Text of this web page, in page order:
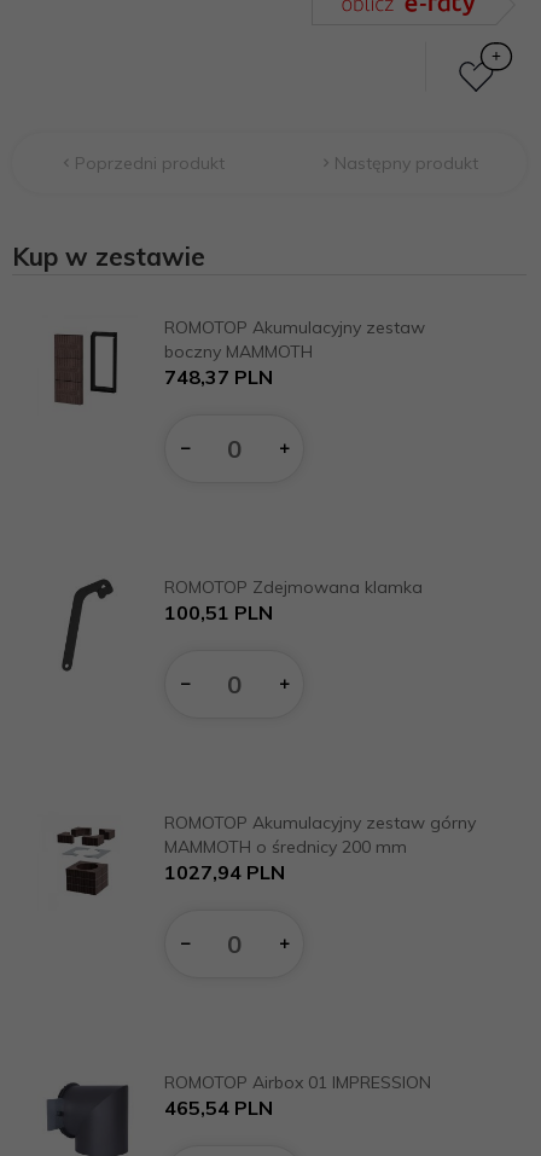
Poprzedni produkt Następny produkt
Kup w zestawie
ROMOTOP Akumulacyjny zestaw
boczny MAMMOTH
748,37 PLN
dla
ROMOTOP Zdejmowana klamka
100,51 PLN
dla
ROMOTOP Akumulacyjny zestaw górny
MAMMOTH o średnicy 200 mm
1027,94 PLN
dla
ROMOTOP Airbox 01 IMPRESSION
465,54 PLN